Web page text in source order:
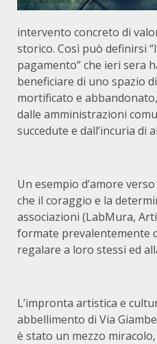
intervento concreto di
storico. Così può definirsi
pagamento” che ieri sera
beneficiare di uno spazio
mortificato e
dalle amministrazioni
succedute e dall’incuria di
Un esempio d’amore
che il coraggio e la
associazioni (LabMura,
formate prevalentemente
regalare a loro stessi ed
L’impronta artistica e
abbellimento di Via
è stato un mezzo